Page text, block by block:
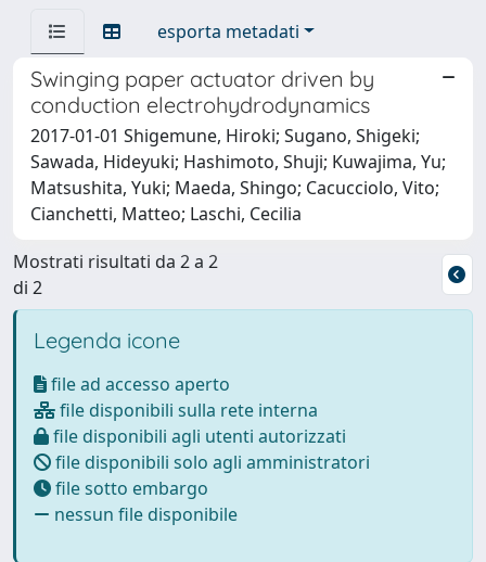
esporta metadati
Swinging paper actuator driven by
conduction electrohydrodynamics
2017-01-01 Shigemune, Hiroki; Sugano, Shigeki;
Sawada, Hideyuki; Hashimoto, Shuji; Kuwajima, Yu;
Matsushita, Yuki; Maeda, Shingo; Cacucciolo, Vito;
Cianchetti, Matteo; Laschi, Cecilia
Mostrati risultati da 2 a 2
di 2
Legenda icone
file ad accesso aperto
file disponibili sulla rete interna
file disponibili agli utenti autorizzati
file disponibili solo agli amministratori
file sotto embargo
nessun file disponibile